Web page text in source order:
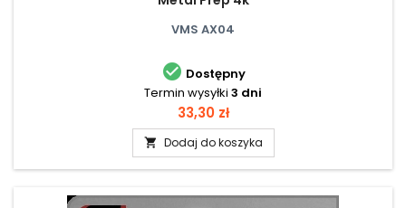
VMS AX04
 Dostępny
Termin wysyłki 3 dni
Cena
33,30 zł
 Dodaj do koszyka